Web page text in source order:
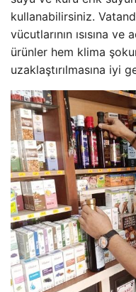
kullanabilirsiniz.
vücutlarının ısısına
ürünler hem klima
uzaklaştırılmasına iyi